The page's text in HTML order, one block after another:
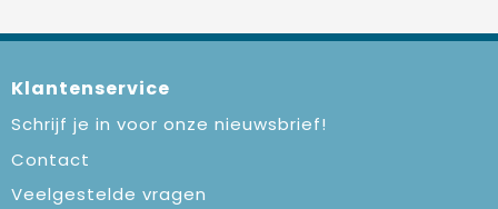
Klantenservice
Schrijf je in voor onze nieuwsbrief!
Contact
Veelgestelde vragen